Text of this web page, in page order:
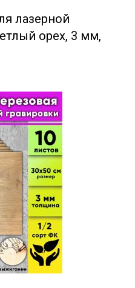
лазерной
орех, 3 мм,